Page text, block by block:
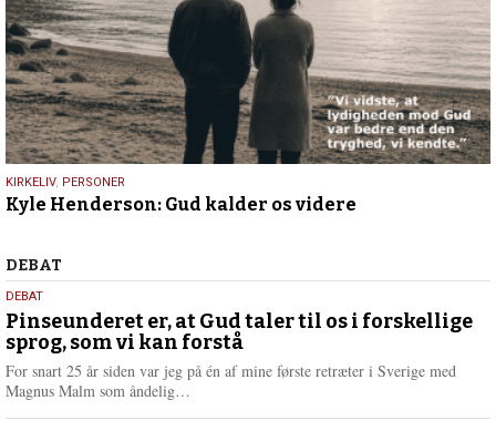
5.
maj
KIRKELIV, PERSONER
Kyle Henderson: Gud kalder os videre
Debat
DEBAT
5.
august
2026
DEBAT
Pinseunderet er, at Gud taler til os i forskellige
sprog, som vi kan forstå
For snart 25 år siden var jeg på én af mine første retræter i Sverige med
Magnus Malm som åndelig…